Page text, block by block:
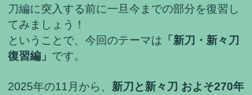
刀編に突入する前に一旦今までの部分を復習し
てみましょう！
ということで、今回のテーマは 「新刀・新々刀
復習編」 です。
2025年の11月から、 新刀と新々刀 およそ270年